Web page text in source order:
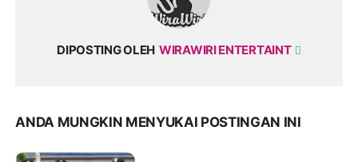
DIPOSTING OLEH WIRAWIRI ENTERTAINT
ANDA MUNGKIN MENYUKAI POSTINGAN INI